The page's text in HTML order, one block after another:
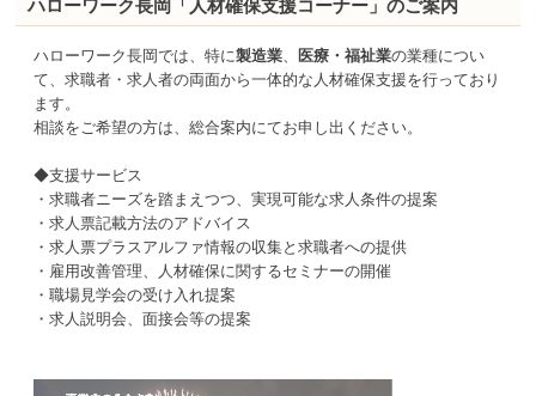
ハローワーク長岡「人材確保支援コーナー」のご案内
ハローワーク長岡では、特に製造業、 医療・福祉業の業種につい
て、求職者・求人者の両面から一体的な人材確保支援を行っており
ます。
相談をご希望の方は、総合案内にてお申し出ください。
◆支援サービス
・求職者ニーズを踏まえつつ、実現可能な求人条件の提案
・求人票記載方法のアドバイス
・求人票プラスアルファ情報の収集と求職者への提供
・雇用改善管理、人材確保に関するセミナーの開催
・職場見学会の受け入れ提案
・求人説明会、面接会等の提案